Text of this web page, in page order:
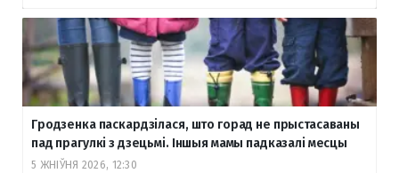
Гродзенка паскардзілася, што горад не прыстасаваны
пад прагулкі з дзецьмі. Іншыя мамы падказалі месцы
5 ЖНІЎНЯ 2026, 12:30